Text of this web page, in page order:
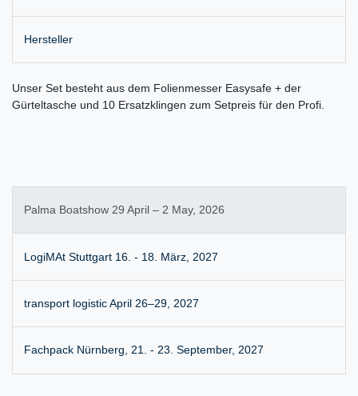
Hersteller
Unser Set besteht aus dem Folienmesser Easysafe + der
Gürteltasche und 10 Ersatzklingen zum Setpreis für den Profi.
Palma Boatshow 29 April – 2 May, 2026
LogiMAt Stuttgart 16. - 18. März, 2027
transport logistic April 26–29, 2027
Fachpack Nürnberg, 21. - 23. September, 2027